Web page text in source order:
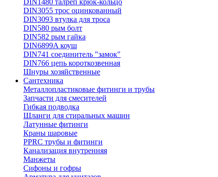
DIN1480 талреп крюк-кольцо
DIN3055 трос оцинкованный
DIN3093 втулка для троса
DIN580 рым болт
DIN582 рым гайка
DIN6899A коуш
DIN741 соединитель "замок"
DIN766 цепь короткозвенная
Шнуры хозяйственные
Сантехника
Металлопластиковые фитинги и трубы
Запчасти для смесителей
Гибкая подводка
Шланги для стиральных машин
Латунные фитинги
Краны шаровые
PPRC трубы и фитинги
Канализация внутренняя
Манжеты
Сифоны и гофры